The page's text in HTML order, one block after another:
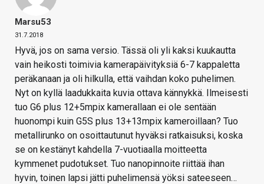
Marsu53
31.7.2018
Hyvä, jos on sama versio. Tässä oli yli kaksi kuukautta
vain heikosti toimivia kamerapäivityksiä 6-7 kappaletta
peräkanaan ja oli hilkulla, että vaihdan koko puhelimen.
Nyt on kyllä laadukkaita kuvia ottava kännykkä. Ilmeisesti
tuo G6 plus 12+5mpix kamerallaan ei ole sentään
huonompi kuin G5S plus 13+13mpix kameroillaan? Tuo
metallirunko on osoittautunut hyväksi ratkaisuksi, koska
se on kestänyt kahdella 7-vuotiaalla moitteetta
kymmenet pudotukset. Tuo nanopinnoite riittää ihan
hyvin, toinen lapsi jätti puhelimensä yöksi sateeseen…